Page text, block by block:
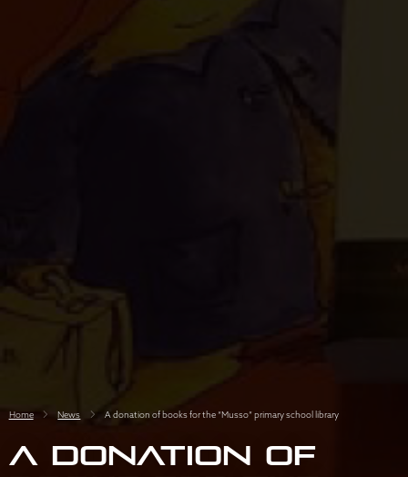
Home News A donation of books for the “Musso” primary school library
A donation of